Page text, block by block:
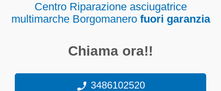
Centro Riparazione asciugatrice
multimarche Borgomanero fuori garanzia
Chiama ora!!
3486102520